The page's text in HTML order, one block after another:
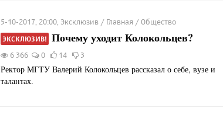
5-10-2017, 20:00, Эксклюзив / Главная / Общество
ЭКСКЛЮЗИВ! Почему уходит Колокольцев?
6 366 0 14 3
Ректор МГТУ Валерий Колокольцев рассказал о себе, вузе и
талантах.